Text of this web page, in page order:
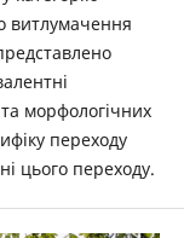
витлумачення
морфологічних
переходу
цього переходу.